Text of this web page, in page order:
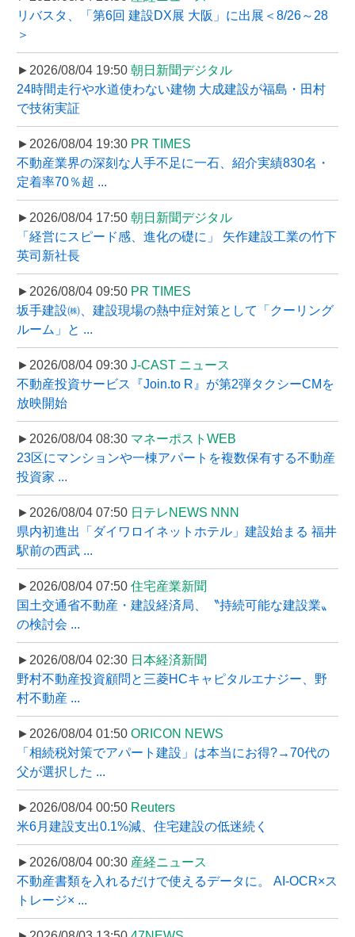
リバスタ、「第6回 建設DX展 大阪」に出展＜8/26～28
＞
►2026/08/04 19:50 朝日新聞デジタル
24時間走行や水道使わない建物 大成建設が福島・田村
で技術実証
►2026/08/04 19:30 PR TIMES
不動産業界の深刻な人手不足に一石、紹介実績830名・
定着率70％超 ...
►2026/08/04 17:50 朝日新聞デジタル
「経営にスピード感、進化の礎に」 矢作建設工業の竹下
英司新社長
►2026/08/04 09:50 PR TIMES
坂手建設㈱、建設現場の熱中症対策として「クーリング
ルーム」と ...
►2026/08/04 09:30 J-CAST ニュース
不動産投資サービス『Join.to R』が第2弾タクシーCMを
放映開始
►2026/08/04 08:30 マネーポストWEB
23区にマンションや一棟アパートを複数保有する不動産
投資家 ...
►2026/08/04 07:50 日テレNEWS NNN
県内初進出「ダイワロイネットホテル」建設始まる 福井
駅前の西武 ...
►2026/08/04 07:50 住宅産業新聞
国土交通省不動産・建設経済局、〝持続可能な建設業〟
の検討会 ...
►2026/08/04 02:30 日本経済新聞
野村不動産投資顧問と三菱HCキャピタルエナジー、野
村不動産 ...
►2026/08/04 01:50 ORICON NEWS
「相続税対策でアパート建設」は本当にお得?→70代の
父が選択した ...
►2026/08/04 00:50 Reuters
米6月建設支出0.1%減、住宅建設の低迷続く
►2026/08/04 00:30 産経ニュース
不動産書類を入れるだけで使えるデータに。 AI-OCR×ス
トレージ× ...